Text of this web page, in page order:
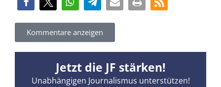
Kommentare anzeigen
Jetzt die JF stärken!
Unabhängigen Journalismus unterstützen!